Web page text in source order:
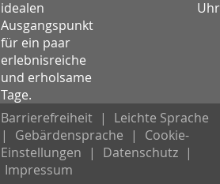
idealen
Ausgangspunkt
für ein paar
erlebnisreiche
und erholsame
Tage.
Uhr
Barrierefreiheit |
Leichte Sprache
|
Gebärdensprache |
Cookie-
Einstellungen
| Datenschutz |
Impressum